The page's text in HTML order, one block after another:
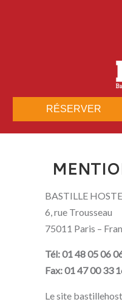
RÉSERVER
BASTILLE
6, rue Trousseau
75011 Paris –
Tél: 01 48 05 06
Fax: 01 47 00 33
Le site